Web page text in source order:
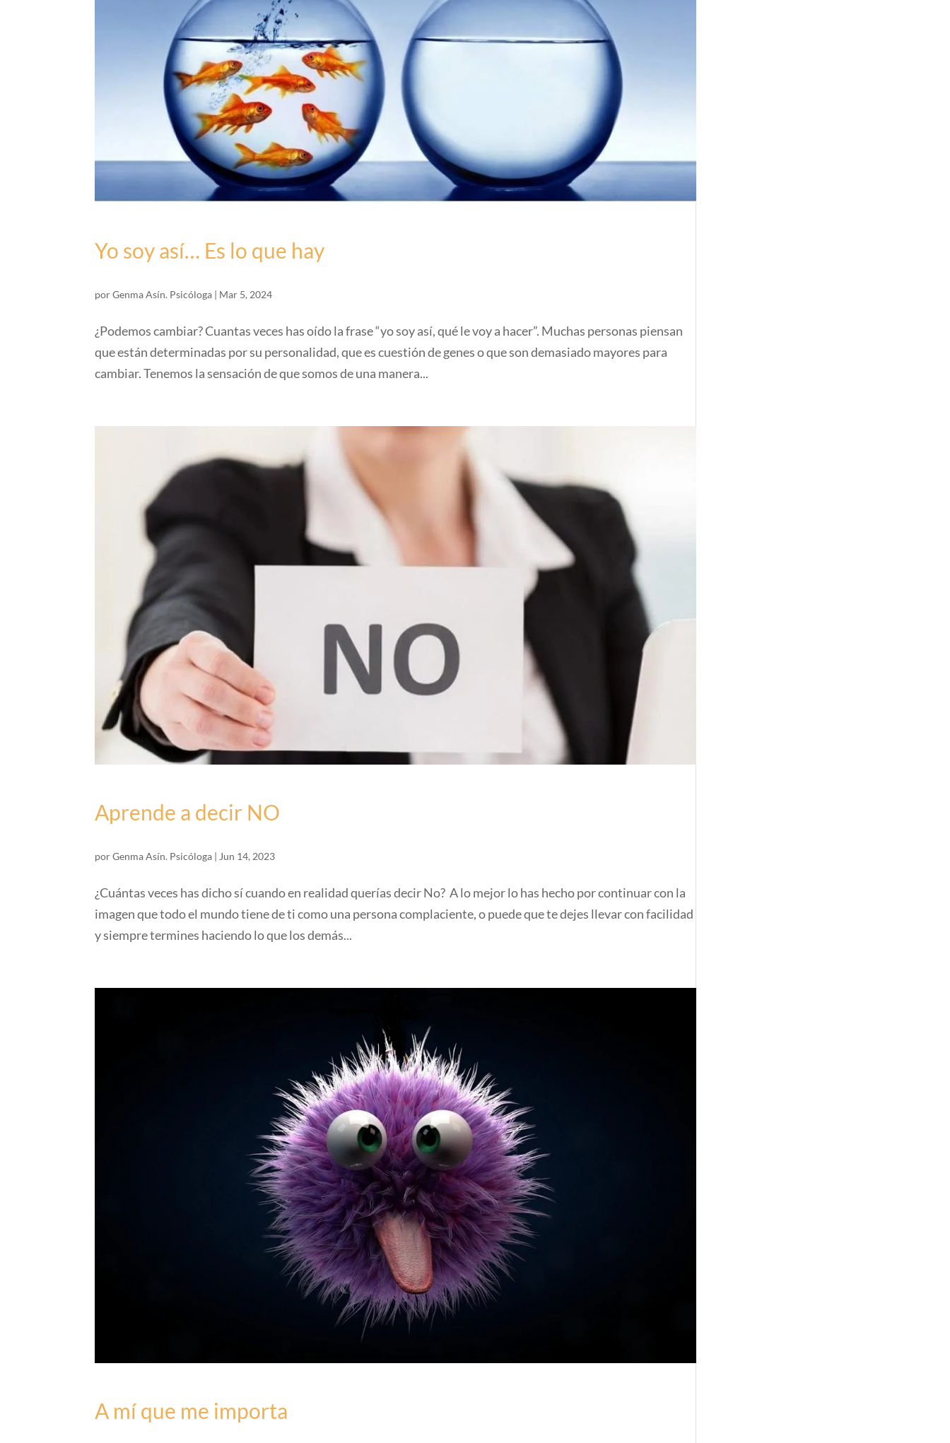
Yo soy así… Es lo que hay
porGenma Asín. Psicóloga | Mar 5, 2024
¿Podemos cambiar? Cuantas veces has oído la frase “yo soy así, qué le voy a hacer”. Muchas personas piensan
que están determinadas por su personalidad, que es cuestión de genes o que son demasiado mayores para
cambiar. Tenemos la sensación de que somos de una manera...
Aprende a decir NO
porGenma Asín. Psicóloga | Jun 14, 2023
¿Cuántas veces has dicho sí cuando en realidad querías decir No? A lo mejor lo has hecho por continuar con la
imagen que todo el mundo tiene de ti como una persona complaciente, o puede que te dejes llevar con facilidad
y siempre termines haciendo lo que los demás...
A mí que me importa